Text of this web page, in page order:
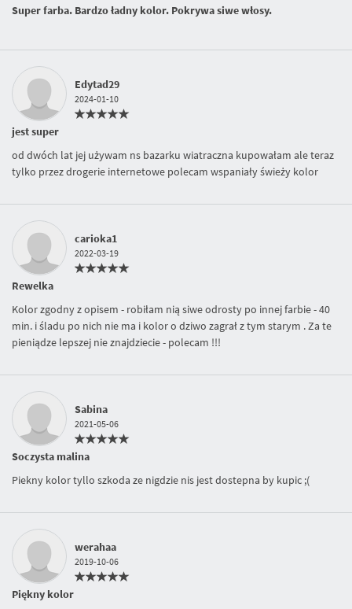
Super farba. Bardzo ładny kolor. Pokrywa siwe włosy.
Edytad29
2024-01-10
jest super
od dwóch lat jej używam ns bazarku wiatraczna kupowałam ale teraz
tylko przez drogerie internetowe polecam wspaniały świeży kolor
carioka1
2022-03-19
Rewelka
Kolor zgodny z opisem - robiłam nią siwe odrosty po innej farbie - 40
min. i śladu po nich nie ma i kolor o dziwo zagrał z tym starym . Za te
pieniądze lepszej nie znajdziecie - polecam !!!
Sabina
2021-05-06
Soczysta malina
Piekny kolor tyllo szkoda ze nigdzie nis jest dostepna by kupic ;(
werahaa
2019-10-06
Piękny kolor